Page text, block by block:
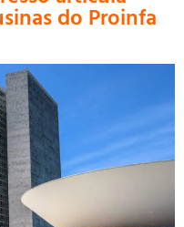
do Proinfa